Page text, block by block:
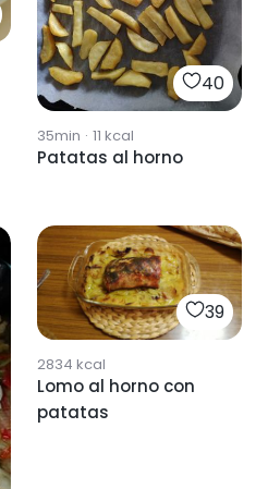
40
35min · 11 kcal
Patatas al horno
39
2834 kcal
Lomo al horno con
patatas